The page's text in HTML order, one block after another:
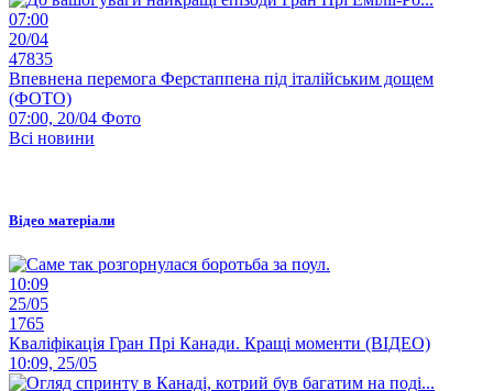
07:00
20/04
47835
Впевнена перемога Ферстаппена під італійським дощем
(ФОТО)
07:00, 20/04 Фото
Всі новини
Відео матеріали
10:09
25/05
1765
Кваліфікація Гран Прі Канади. Кращі моменти (ВІДЕО)
10:09, 25/05